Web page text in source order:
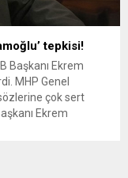
tepkisi!
Başkanı Ekrem
MHP Genel
sözlerine çok sert
Ekrem